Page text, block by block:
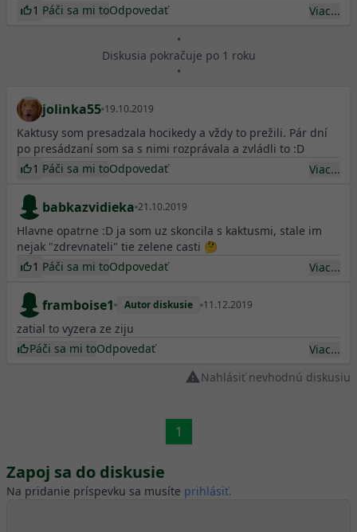
1 Páči sa mi toOdpovedať
Viac...
•
Diskusia pokračuje po 1 roku
•
jolinka55 19.10.2019
Kaktusy som presadzala hocikedy a vždy to prežili. Pár dní
po presádzaní som sa s nimi rozprávala a zvládli to :D
1 Páči sa mi toOdpovedať Viac...
babkazvidieka 21.10.2019
Hlavne opatrne :D ja som uz skoncila s kaktusmi, stale im
nejak "zdrevnateli" tie zelene casti 🤔
1 Páči sa mi toOdpovedať Viac...
framboise1 Autor diskusie 11.12.2019
zatial to vyzera ze ziju
Páči sa mi toOdpovedať
Viac...
Nahlásiť nevhodnú diskusiu
1
Zapoj sa do diskusie
Na pridanie príspevku sa musíte prihlásiť.